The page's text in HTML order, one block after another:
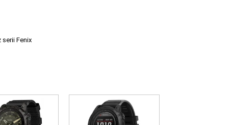
serii Fenix